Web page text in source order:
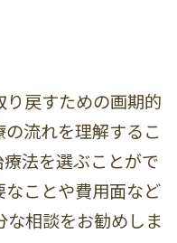
戻すための画期的
流れを理解するこ
法を選ぶことがで
なことや費用面など
相談をお勧めしま